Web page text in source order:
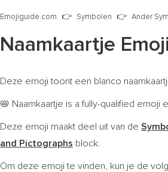
Emojiguide.com Symbolen Ander
Naamkaartje Emoji
Deze emoji toont een blanco
📛 Naamkaartje is a fully-qualified emoji
Deze emoji maakt deel uit van de
and Pictographs block.
Om deze emoji te vinden, kun je de